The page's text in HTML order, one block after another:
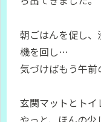
朝ごはんを促し
機を回し…
気づけばもう午前
玄関マットとトイ